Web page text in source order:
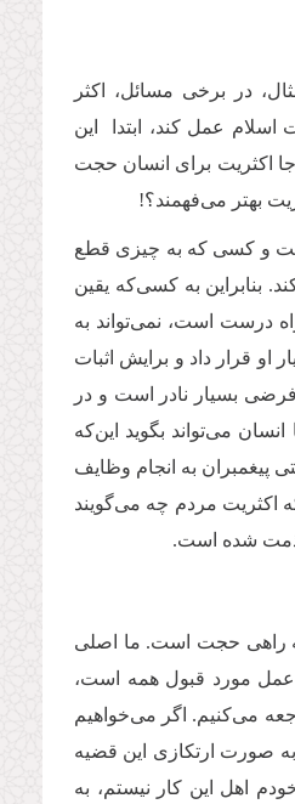
در برخی مسائل، اکثر
عمل کند، ابتدا این
اکثریت برای انسان حجت
بهتر می‌فهمند؟!
و کسی که به چیزی قطع
بنابراین به کسی‌که یقین
درست است، نمی‌تواند به
او قرار داد و برایش اثبات
بسیار نادر است و در
می‌تواند بگوید این‌که
پیغمبران به انجام وظایف
اکثریت مردم چه می‌گویند
مذمت شده است.
راهی حجت است. ما اصلی
عمل مورد قبول همه است،
می‌کنیم. اگر می‌خواهیم
صورت ارتکازی این قضیه
اهل این کار نیستم، به